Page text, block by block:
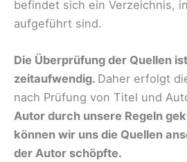
befindet sich ein Verzeichnis,
aufgeführt sind.
Die Überprüfung der Quellen
zeitaufwendig. Daher erfolgt
nach Prüfung von Titel und
Autor durch unsere Regeln
können wir uns die Quellen
der Autor schöpfte.